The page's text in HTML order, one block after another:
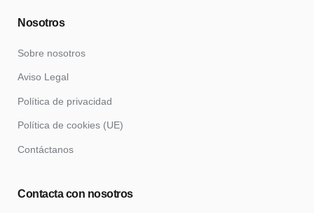
Nosotros
Sobre nosotros
Aviso Legal
Política de privacidad
Política de cookies (UE)
Contáctanos
Contacta con nosotros